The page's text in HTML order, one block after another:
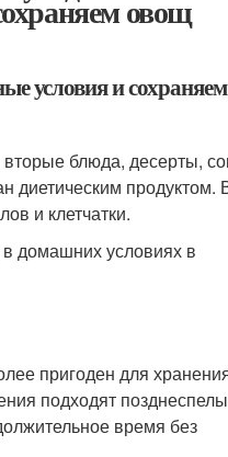
овощ
условия и сохраняем
блюда, десерты,
диетическим продуктом.
и клетчатки.
в домашних условиях в
пригоден для
подходят
время без